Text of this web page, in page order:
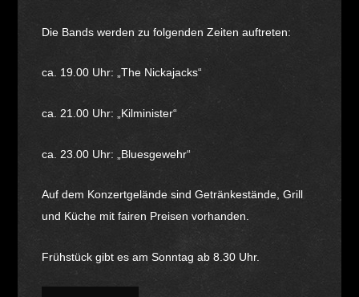
Die Bands werden zu folgenden Zeiten auftreten:
ca. 19.00 Uhr: „The Nickajacks“
ca. 21.00 Uhr: „Kilminister“
ca. 23.00 Uhr: „Bluesgewehr“
Auf dem Konzertgelände sind Getränkestände, Grill
und Küche mit fairen Preisen vorhanden.
Frühstück gibt es am Sonntag ab 8.30 Uhr.